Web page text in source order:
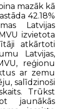
mazāk kā
42.18%
Latvijas
izvietota
atkārtoti
Latvijas,
reģionu
ar zemu
salīdzinoši
Trūkst
jaunākās